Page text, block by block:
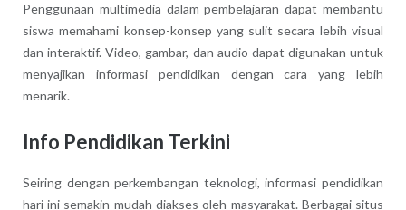
Penggunaan multimedia dalam pembelajaran dapat membantu
siswa memahami konsep-konsep yang sulit secara lebih visual
dan interaktif. Video, gambar, dan audio dapat digunakan untuk
menyajikan informasi pendidikan dengan cara yang lebih
menarik.
Info Pendidikan Terkini
Seiring dengan perkembangan teknologi, informasi pendidikan
hari ini semakin mudah diakses oleh masyarakat. Berbagai situs